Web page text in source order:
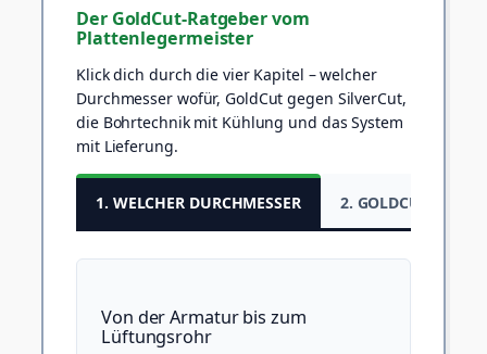
Der GoldCut-Ratgeber vom
Plattenlegermeister
Klick dich durch die vier Kapitel – welcher
Durchmesser wofür, GoldCut gegen SilverCut,
die Bohrtechnik mit Kühlung und das System
mit Lieferung.
1. WELCHER DURCHMESSER 2. GOLDCUT VS.
Von der Armatur bis zum
Lüftungsrohr